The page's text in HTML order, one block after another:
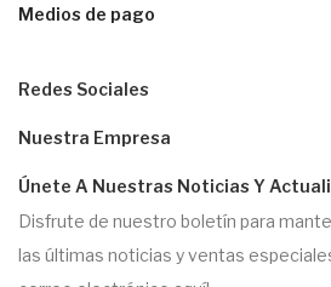
Medios de pago
Redes Sociales
Nuestra Empresa
Únete A Nuestras Noticias Y
Disfrute de nuestro boletín para
las últimas noticias y ventas